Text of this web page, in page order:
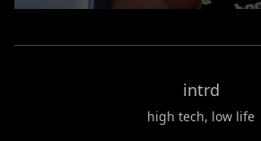
intrd
high tech, low life